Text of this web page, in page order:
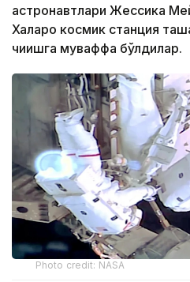
астронавтлари Жессика
Халқаро космик станция
чиқишга муваффақ бўлдилар.
Photo credit: NASA